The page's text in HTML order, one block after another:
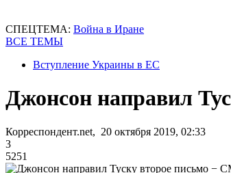
СПЕЦТЕМА: Война в Иране
ВСЕ ТЕМЫ
Вступление Украины в ЕС
Джонсон направил
Корреспондент.net, 20 октября 2019, 02:33
3
5251